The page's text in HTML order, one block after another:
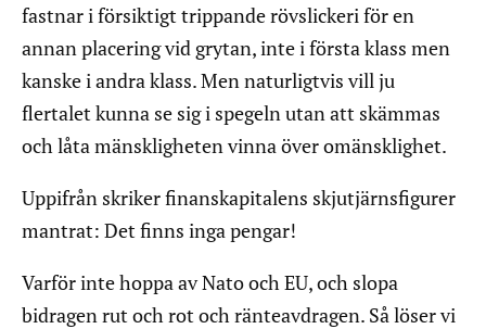
fastnar i försiktigt trippande rövslickeri för en
annan placering vid grytan, inte i första klass men
kanske i andra klass. Men naturligtvis vill ju
flertalet kunna se sig i spegeln utan att skämmas
och låta mänskligheten vinna över omänsklighet.
Uppifrån skriker finanskapitalens skjutjärnsfigurer
mantrat: Det finns inga pengar!
Varför inte hoppa av Nato och EU, och slopa
bidragen rut och rot och ränteavdragen. Så löser vi